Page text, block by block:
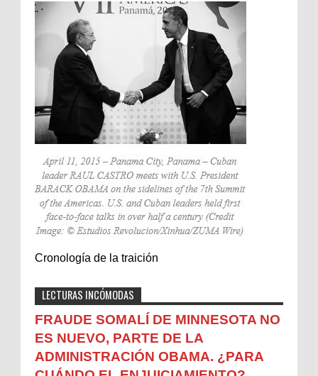
Cronología de la traición
LECTURAS INCÓMODAS
FRAUDE SOMALÍ DE MINNESOTA NO
ES NUEVO, PARTE DE LA
ADMINISTRACIÓN OBAMA. ¿PARA